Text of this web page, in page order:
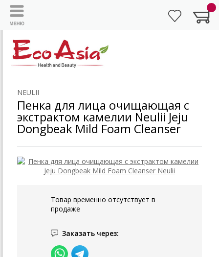
NEULII
Пенка для лица очищающая с
экстрактом камелии Neulii Jeju
Dongbeak Mild Foam Cleanser
Товар временно отсутствует в
продаже
Заказать через: